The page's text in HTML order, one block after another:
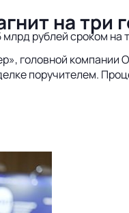
на три
рублей сроком на
головной компании
поручителем.